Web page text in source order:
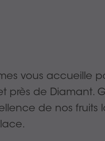
vous accueille
près de Diamant.
de nos fruits